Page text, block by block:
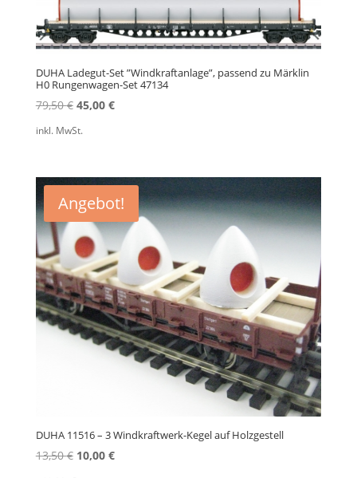
DUHA Ladegut-Set ”Windkraftanlage”, passend zu Märklin
H0 Rungenwagen-Set 47134
79,50€ Ursprünglicher
45,00 €Aktueller
inkl. MwSt.
Angebot!
DUHA 11516 – 3 Windkraftwerk-Kegel auf Holzgestell
13,50€ Ursprünglicher
10,00 €Aktueller